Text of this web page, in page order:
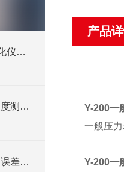
Y-100普通压力表上海自动化仪表四厂产品介绍
PT100热电阻实现高精度温度测量的可靠工具
如何校正温度远传监测仪的误差呢？
产品
Y-200一
一般压
Y-200一